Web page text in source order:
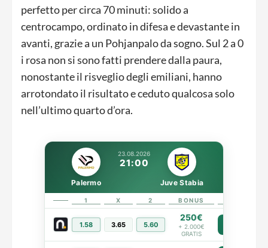
perfetto per circa 70 minuti: solido a
centrocampo, ordinato in difesa e devastante in
avanti, grazie a un Pohjanpalo da sogno. Sul 2 a 0
i rosa non si sono fatti prendere dalla paura,
nonostante il risveglio degli emiliani, hanno
arrotondato il risultato e ceduto qualcosa solo
nell’ultimo quarto d’ora.
23.08.2026
21:00
Palermo Juve Stabia
1 X 2 BONUS
1.58 3.65 5.60
250€
+ 2.000€
GRATIS